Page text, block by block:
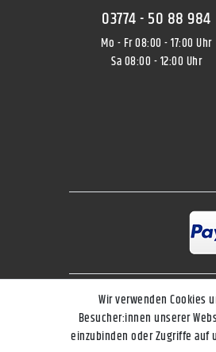
03774 - 50 88 984
Mo - Fr 08:00 - 17:00 Uhr
Sa 08:00 - 12:00 Uhr
Wir verwenden Cookies
Besucher:innen unserer
einzubinden oder Zugriffe auf